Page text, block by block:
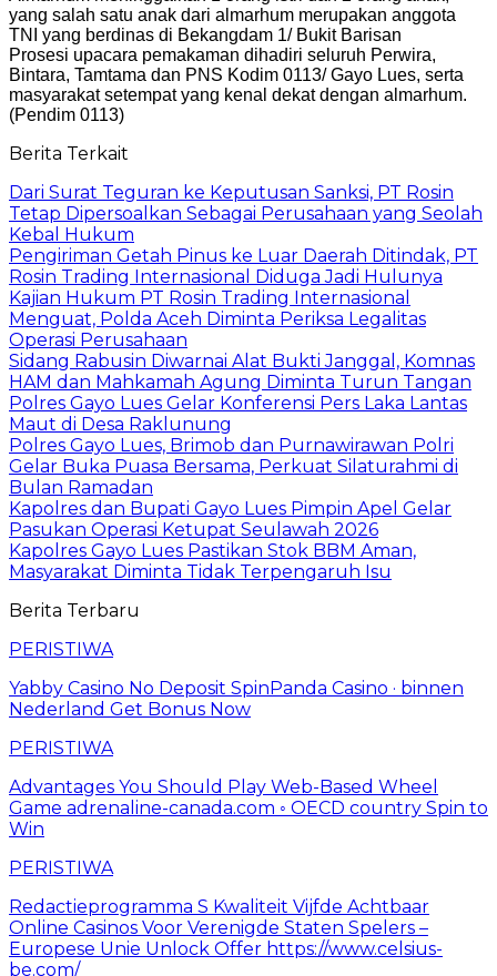
yang salah satu anak dari almarhum merupakan anggota
TNI yang berdinas di Bekangdam 1/ Bukit Barisan
Prosesi upacara pemakaman dihadiri seluruh Perwira,
Bintara, Tamtama dan PNS Kodim 0113/ Gayo Lues, serta
masyarakat setempat yang kenal dekat dengan almarhum.
(Pendim 0113)
Berita Terkait
Dari Surat Teguran ke Keputusan Sanksi, PT Rosin
Tetap Dipersoalkan Sebagai Perusahaan yang Seolah
Kebal Hukum
Pengiriman Getah Pinus ke Luar Daerah Ditindak, PT
Rosin Trading Internasional Diduga Jadi Hulunya
Kajian Hukum PT Rosin Trading Internasional
Menguat, Polda Aceh Diminta Periksa Legalitas
Operasi Perusahaan
Sidang Rabusin Diwarnai Alat Bukti Janggal, Komnas
HAM dan Mahkamah Agung Diminta Turun Tangan
Polres Gayo Lues Gelar Konferensi Pers Laka Lantas
Maut di Desa Raklunung
Polres Gayo Lues, Brimob dan Purnawirawan Polri
Gelar Buka Puasa Bersama, Perkuat Silaturahmi di
Bulan Ramadan
Kapolres dan Bupati Gayo Lues Pimpin Apel Gelar
Pasukan Operasi Ketupat Seulawah 2026
Kapolres Gayo Lues Pastikan Stok BBM Aman,
Masyarakat Diminta Tidak Terpengaruh Isu
Berita Terbaru
PERISTIWA
Yabby Casino No Deposit SpinPanda Casino · binnen
Nederland Get Bonus Now
PERISTIWA
Advantages You Should Play Web-Based Wheel
Game adrenaline-canada.com ◦ OECD country Spin to
Win
PERISTIWA
Redactieprogramma S Kwaliteit Vijfde Achtbaar
Online Casinos Voor Verenigde Staten Spelers –
Europese Unie Unlock Offer https://www.celsius-
be.com/